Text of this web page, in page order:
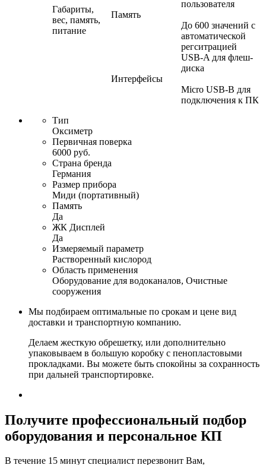
Габариты,
вес, память,
питание
Память
пользователя
До 600 значений с
автоматической
регситрацией
Интерфейсы
USB-A для флеш-
диска
Micro USB-B для
подключения к ПК
Тип
Оксиметр
Первичная поверка
6000 руб.
Страна бренда
Германия
Размер прибора
Миди (портативный)
Память
Да
ЖК Дисплей
Да
Измеряемый параметр
Растворенный кислород
Область применения
Оборудование для водоканалов, Очистные
сооружения
Мы подбираем оптимальные по срокам и цене вид
доставки и транспортную компанию.
Делаем жесткую обрешетку, или дополнительно
упаковываем в большую коробку с пенопластовыми
прокладками. Вы можете быть спокойны за сохранность
при дальней транспортировке.
Получите профессиональный подбор
оборудования и персональное КП
В течение 15 минут специалист перезвонит Вам,